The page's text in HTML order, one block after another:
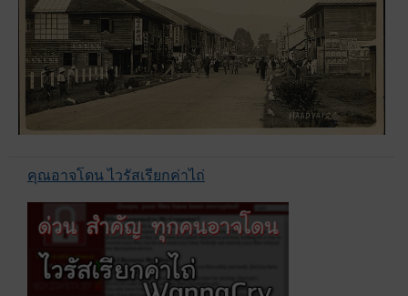
คุณอาจโดน ไวรัสเรียกค่าไถ่